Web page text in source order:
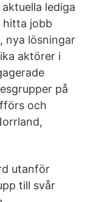
lediga
hitta jobb
nya lösningar
aktörer i
på
och
utanför
till svår